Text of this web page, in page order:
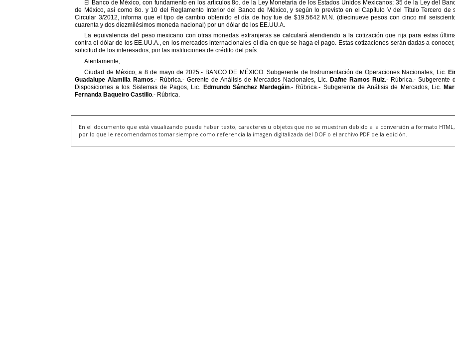
En el documento que está visualizando puede haber texto, caracteres u objetos que no se muestran debido a la conversión a formato HTML,
por lo que le recomendamos tomar siempre como referencia la imagen digitalizada del DOF o el archivo PDF de la edición.